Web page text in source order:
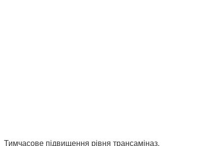
Тимчасове підвищення рівня трансаміназ.